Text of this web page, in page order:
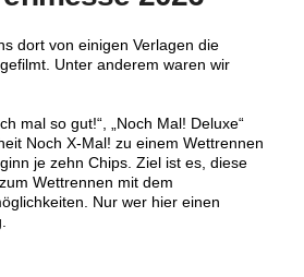
dort von einigen Verlagen die
Unter anderem waren wir
mal so gut!“, „Noch Mal! Deluxe“
Noch X-Mal! zu einem Wettrennen
je zehn Chips. Ziel ist es, diese
Wettrennen mit dem
Nur wer hier einen